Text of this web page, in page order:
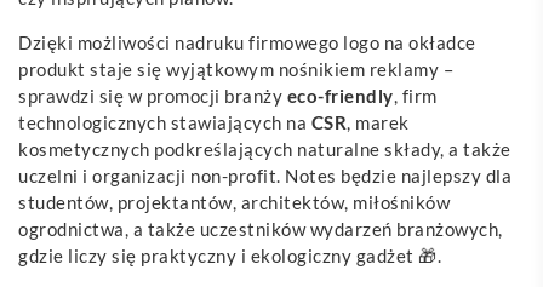
Dzięki możliwości nadruku firmowego logo na okładce
produkt staje się wyjątkowym nośnikiem reklamy –
sprawdzi się w promocji branży eco-friendly, firm
technologicznych stawiających na CSR, marek
kosmetycznych podkreślających naturalne składy, a także
uczelni i organizacji non-profit. Notes będzie najlepszy dla
studentów, projektantów, architektów, miłośników
ogrodnictwa, a także uczestników wydarzeń branżowych,
gdzie liczy się praktyczny i ekologiczny gadżet 🎁.